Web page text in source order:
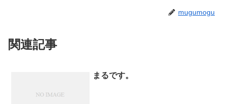
mugumogu
関連記事
まるです。